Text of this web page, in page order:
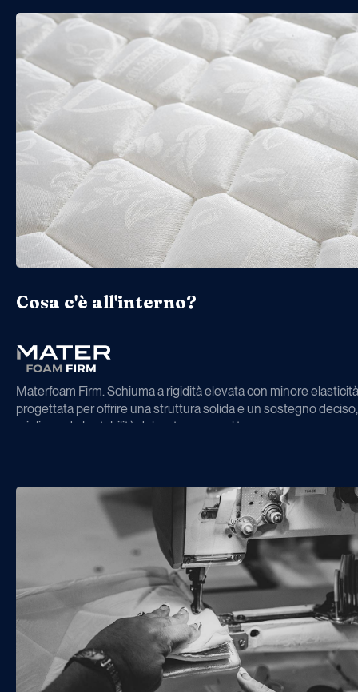
Cosa c'è all'interno?
Materfoam Firm. Schiuma a rigidità elevata con minore
progettata per offrire una struttura solida e un sostegno deciso,
migliorando la stabilità del materasso nel tempo.